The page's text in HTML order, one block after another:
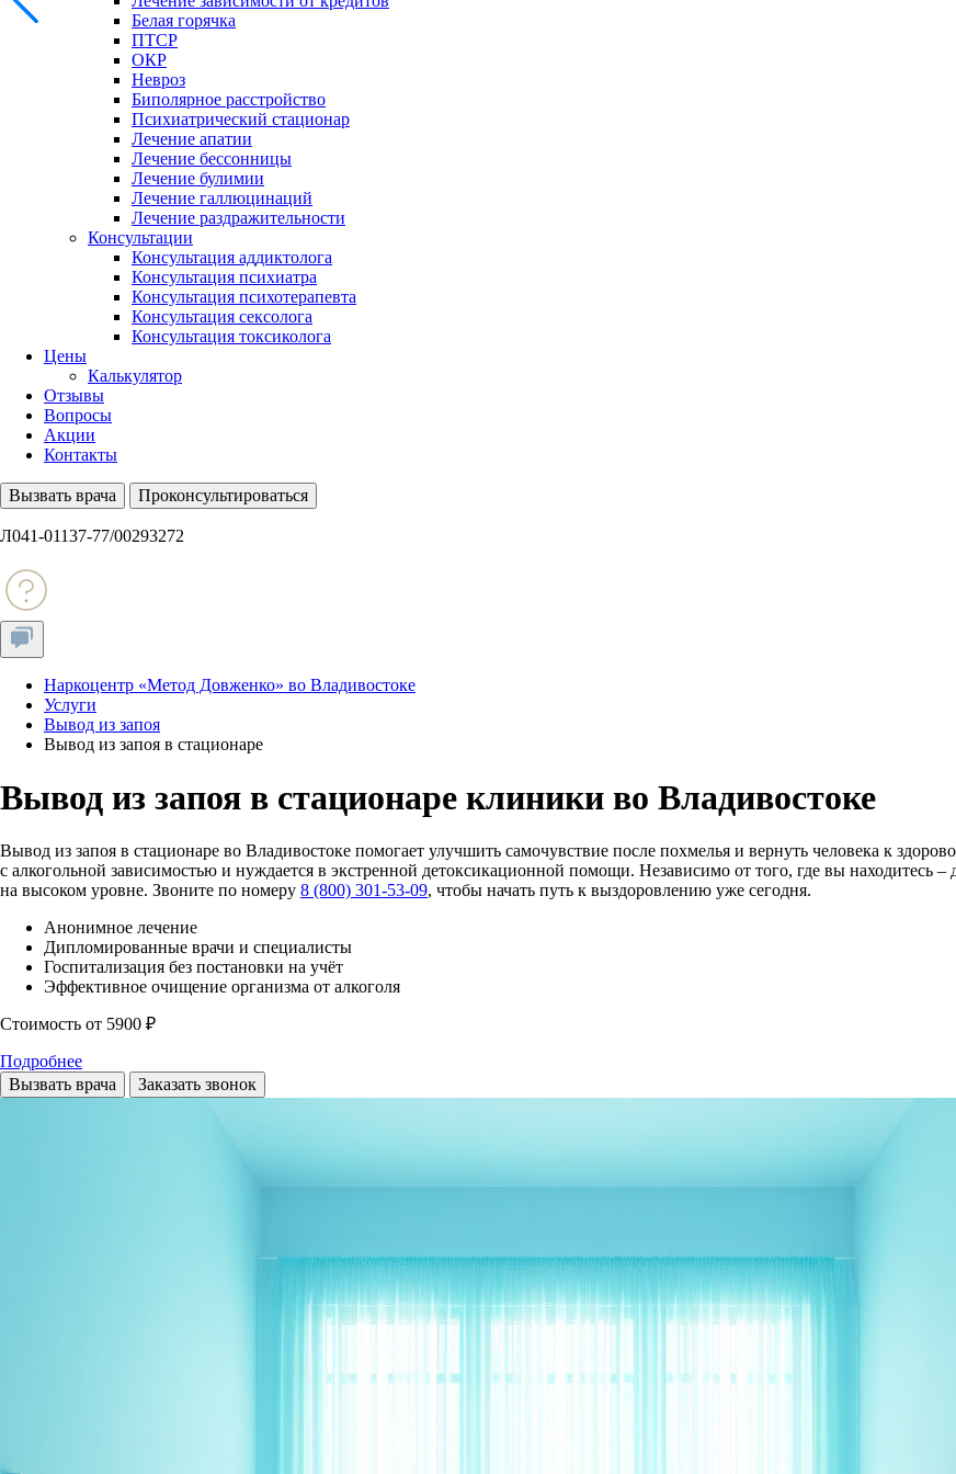
Белая горячка
ПТСР
ОКР
Невроз
Биполярное расстройство
Психиатрический стационар
Лечение апатии
Лечение бессонницы
Лечение булимии
Лечение галлюцинаций
Лечение раздражительности
Консультации
Консультация аддиктолога
Консультация психиатра
Консультация психотерапевта
Консультация сексолога
Консультация токсиколога
Цены
Калькулятор
Отзывы
Вопросы
Акции
Контакты
Вызвать врача Проконсультироваться
Л041-01137-77/00293272
Наркоцентр «Метод Довженко» во Владивостоке
Услуги
Вывод из запоя
Вывод из запоя в стационаре
Вывод из запоя в стационаре клиники во Владивостоке
Вывод из запоя в стационаре во Владивостоке помогает улучшить самочувствие после похмелья и вернуть человека к
с алкогольной зависимостью и нуждается в экстренной детоксикационной помощи. Независимо от того, где вы
на высоком уровне. Звоните по номеру 8 (800) 301-53-09, чтобы начать путь к выздоровлению уже сегодня.
Анонимное лечение
Дипломированные врачи и специалисты
Госпитализация без постановки на учёт
Эффективное очищение организма от алкоголя
Стоимость от 5900 ₽
Подробнее
Вызвать врача
Заказать звонок